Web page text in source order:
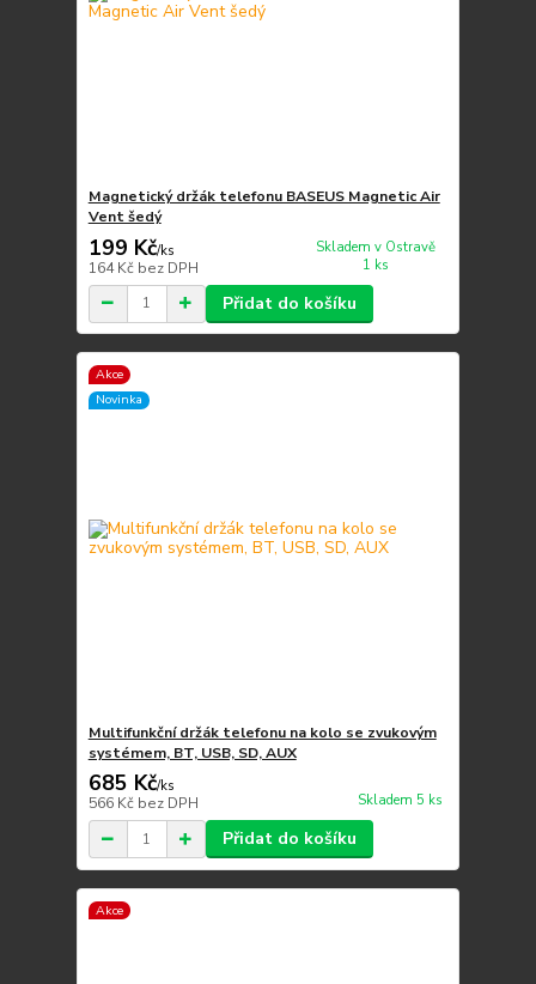
Magnetický držák telefonu BASEUS Magnetic Air
Vent šedý
199 Kč/ks
164 Kč bez DPH
Skladem v Ostravě
1 ks
Přidat do košíku
Akce
Novinka
Multifunkční držák telefonu na kolo se zvukovým
systémem, BT, USB, SD, AUX
685 Kč/ks
566 Kč bez DPH Skladem 5 ks
Přidat do košíku
Akce